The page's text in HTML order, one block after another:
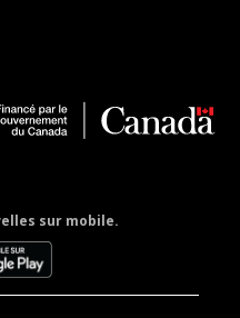
sur mobile.